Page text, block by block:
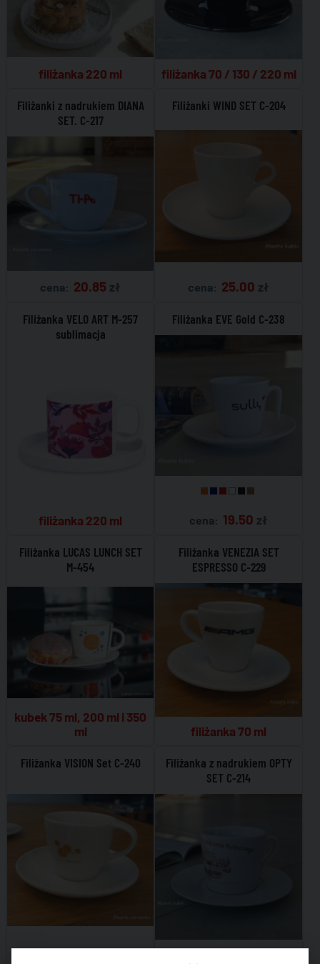
filiżanka 220 ml filiżanka 70 / 130 / 220 ml
Filiżanki z nadrukiem DIANA
SET. C-217
cena: 20.85 zł
Filiżanki WIND SET C-204
cena: 25.00 zł
Filiżanka VELO ART M-257
sublimacja
filiżanka 220 ml
Filiżanka EVE Gold C-238
cena: 19.50 zł
Filiżanka LUCAS LUNCH SET
M-454
kubek 75 ml, 200 ml i 350
ml
Filiżanka VENEZIA SET
ESPRESSO C-229
filiżanka 70 ml
Filiżanka VISION Set C-240
Filiżanka z nadrukiem OPTY
SET C-214